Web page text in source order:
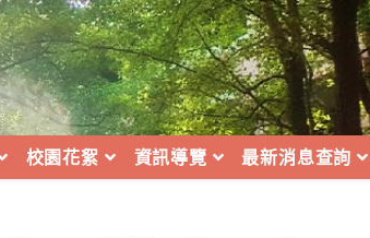
校園花絮 資訊導覽 最新消息查詢